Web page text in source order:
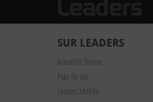
SUR LEADERS
Actualités Tunisie
Plan du site
Leaders Mobile